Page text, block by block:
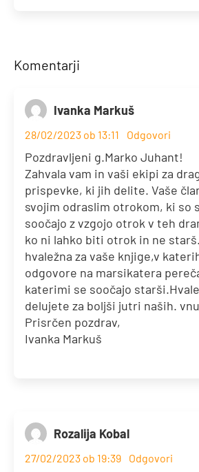
Komentarji
Ivanka Markuš
28/02/2023 ob 13:11 Odgovori
Pozdravljeni g.Marko Juhant!
Zahvala vam in vaši ekipi za
prispevke, ki jih delite. Vaše
svojim odraslim otrokom, ki so
soočajo z vzgojo otrok v teh
ko ni lahko biti otrok in ne
hvaležna za vaše knjige,v
odgovore na marsikatera
katerimi se soočajo
delujete za boljši jutri naših.
Prisrčen pozdrav,
Ivanka Markuš
Rozalija Kobal
27/02/2023 ob 19:39 Odgovori